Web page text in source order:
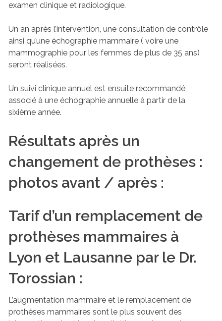
examen clinique et radiologique.
Un an après l’intervention, une consultation de contrôle
ainsi qu’une échographie mammaire ( voire une
mammographie pour les femmes de plus de 35 ans)
seront réalisées.
Un suivi clinique annuel est ensuite recommandé
associé à une échographie annuelle à partir de la
sixième année.
Résultats après un
changement de prothèses :
photos avant / après :
Tarif d’un remplacement de
prothèses mammaires à
Lyon et Lausanne par le Dr.
Torossian :
L’augmentation mammaire et le remplacement de
prothèses mammaires sont le plus souvent des